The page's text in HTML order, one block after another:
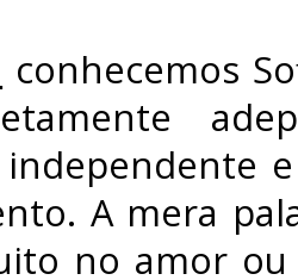
conhecemos
independente
A mera
no amor